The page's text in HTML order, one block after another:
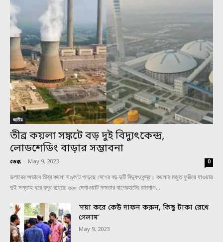
জাতীয়
তীব্র কয়লা সঙ্কটে বড় দুই বিদ্যুৎকেন্দ্র,
লোডশেডিং বাড়ার সম্ভাবনা
ডেস্ক - May 9, 2023 0
ডলারের অভাবে তীব্র কয়লা সঙ্কটে পড়েছে দেশের বড় দুটি বিদ্যুৎকেন্দ্র। কয়লার মজুত ফুরিয়ে যাওয়ায়
দুই সপ্তাহ ধরে বন্ধ রয়েছে ৬৬০ মেগাওয়াট ক্ষমতার বাগেরহাটের রামপাল...
‘দয়া করে কেউ দাফন করুন, কিছু টাকা রেখে
গেলাম’
May 9, 2023